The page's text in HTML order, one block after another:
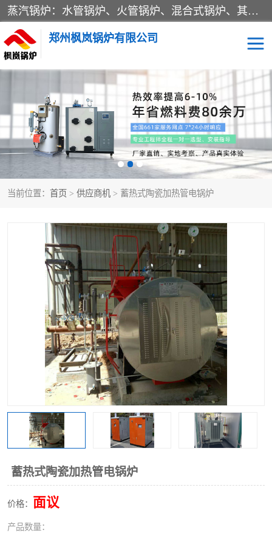
蒸汽锅炉：水管锅炉、火管锅炉、混合式锅炉、其他蒸汽锅炉； 热水锅炉：家用型集中供暖用热水锅炉、其他热水锅炉； 有机热载体锅炉； 船用蒸汽锅炉； （锅炉用辅助设备及装置）蒸汽冷凝器：表面冷凝器、混合式冷凝器、空冷式冷凝器、其他蒸汽冷凝器； 锅炉用辅助设备：节热器、蒸汽收集器、蓄能器、烟垢清除器、气体回收器、泥渣刮除器、空气预热器、其他锅炉用辅助设备；
郑州枫岚锅炉有限公司
当前位置： 首页 > 供应商机 > 蓄热式陶瓷加热管电锅炉
蓄热式陶瓷加热管电锅炉
价格： 面议
产品数量：